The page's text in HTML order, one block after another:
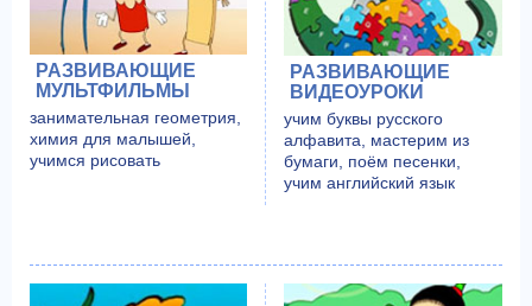
РАЗВИВАЮЩИЕ
МУЛЬТФИЛЬМЫ
занимательная геометрия,
химия для малышей,
учимся рисовать
РАЗВИВАЮЩИЕ
ВИДЕОУРОКИ
учим буквы русского
алфавита, мастерим из
бумаги, поём песенки,
учим английский язык